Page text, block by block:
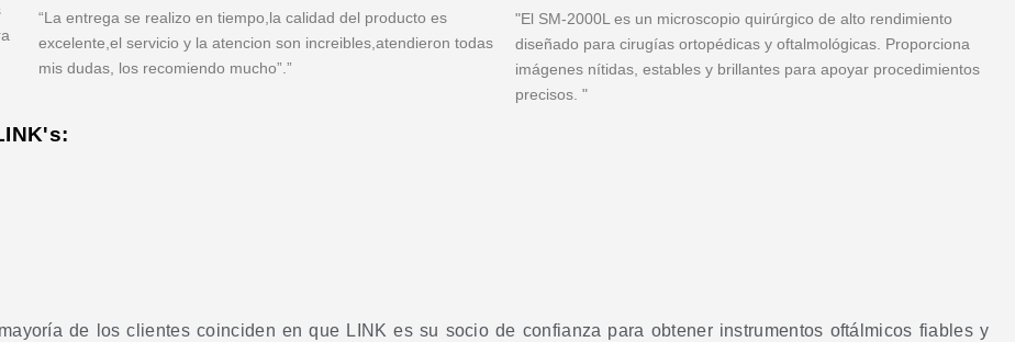
“La entrega se realizo en tiempo,la calidad del producto es
excelente,el servicio y la atencion son increibles,atendieron todas
mis dudas, los recomiendo mucho”.”
"El SM-2000L es un microscopio quirúrgico de alto rendimiento
diseñado para cirugías ortopédicas y oftalmológicas. Proporciona
imágenes nítidas, estables y brillantes para apoyar procedimientos
precisos. "
de los clientes coinciden en que LINK es su socio de confianza para obtener instrumentos oftálmicos fiables y